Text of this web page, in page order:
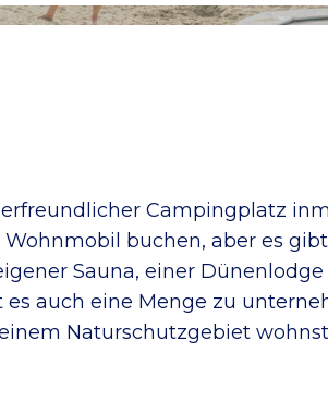
Campingplatz
buchen, aber es
Sauna, einer Dünenlodge
auch eine Menge zu
Naturschutzgebiet